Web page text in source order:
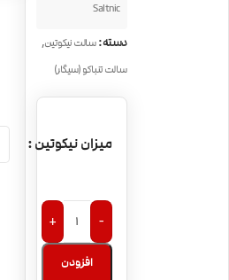
Saltnic
دسته:سالت نیکوتین,
سالت تنباکو (سیگار)
میزان نیکوتین
-
+
افزودن